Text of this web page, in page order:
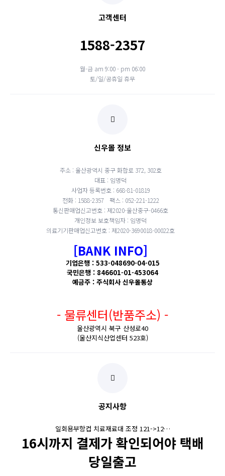
고객센터
1588-2357
월-금 am 9:00 - pm 06:00
토/일/공휴일 휴무
신우몰 정보
주소 : 울산광역시 중구 화합로 372, 302호
대표 : 임명덕
사업자 등록번호 : 668-81-01819
전화 : 1588-2357
팩스 : 052-221-1222
통신판매업신고번호 : 제2020-울산중구-0466호
개인정보 보호책임자 : 임명덕
의료기기판매업신고번호 : 제2020-3690018-00022호
[BANK INFO]
기업은행 : 533-048690-04-015
국민은행 : 846601-01-453064
예금주 : 주식회사 신우몰통상
- 물류센터(반품주소) -
울산광역시 북구 산성로40
(울산지식산업센터 523호)
공지사항
일회용부항컵 치료재료대 조정 121->12…
16시까지 결제가 확인되어야 택배
당일출고